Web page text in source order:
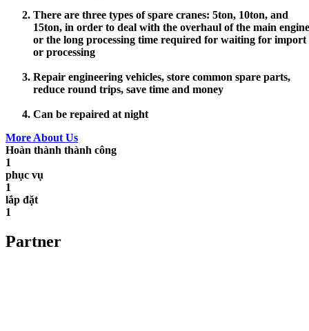
There are three types of spare cranes: 5ton, 10ton, and
15ton, in order to deal with the overhaul of the main
or the long processing time required for waiting for import
or processing
Repair engineering vehicles, store common spare parts,
reduce round trips, save time and money
Can be repaired at night
More About Us
Hoàn thành thành công
1
phục vụ
1
lắp đặt
1
Partner